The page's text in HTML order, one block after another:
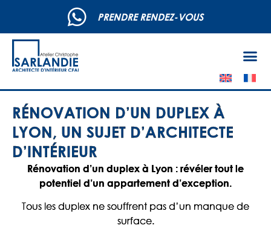
PRENDRE RENDEZ-VOUS
RÉNOVATION D’UN DUPLEX À
LYON, UN SUJET D’ARCHITECTE
D’INTÉRIEUR
Rénovation d’un duplex à Lyon : révéler tout le
potentiel d’un appartement d’exception.
Tous les duplex ne souffrent pas d’un manque de
surface.